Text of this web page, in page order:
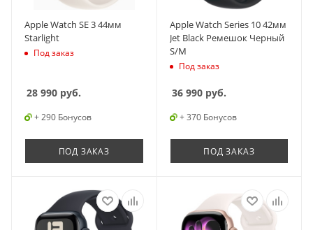
Apple Watch SE 3 44мм
Starlight
Под заказ
28 990 руб.
+ 290 Бонусов
ПОД ЗАКАЗ
Apple Watch Series 10 42мм
Jet Black Ремешок Черный
S/M
Под заказ
36 990руб.
+ 370 Бонусов
ПОД ЗАКАЗ